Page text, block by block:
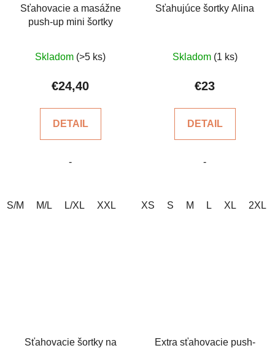
Sťahovacie a masážne
push-up mini šortky
hodnotenie
produktu
z
hviezdičiek.
Skladom (>5 ks)
€24,40
DETAIL
-
S/M M/L L/XL XXL
Sťahujúce šortky Alina
hodnotenie
produktu
z
hviezdičiek.
Skladom (1 ks)
€23
DETAIL
-
XS S M L XL 2XL
Sťahovacie šortky na
Extra sťahovacie push-